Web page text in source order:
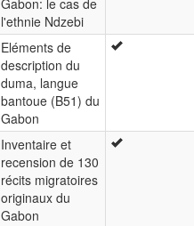
Gabon: le cas de
l'ethnie Ndzebi
Eléments de
description du
duma, langue
bantoue (B51) du
Gabon
Inventaire et
recension de 130
récits migratoires
originaux du
Gabon